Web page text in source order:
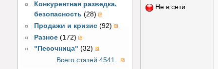
Конкурентная разведка,
безопасность (28)
Продажи и кризис (92)
Разное (172)
"Песочница" (32)
Всего статей 4541
Не в сети